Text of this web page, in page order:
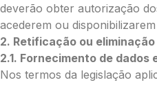
Total:
0.00
€
deverão obter autorização
acederem ou
2. Retificação ou
2.1. Fornecimento de
Nos termos da legislação